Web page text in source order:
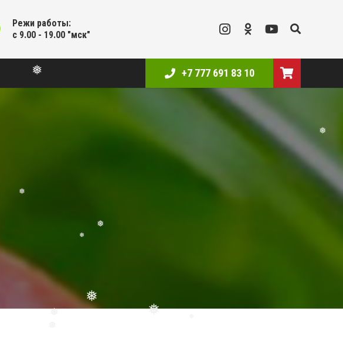
❅
Режи работы:
с 9.00 - 19.00 "мск"
+7 777 691 83 10